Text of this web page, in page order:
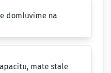
domluvime na
mate stale